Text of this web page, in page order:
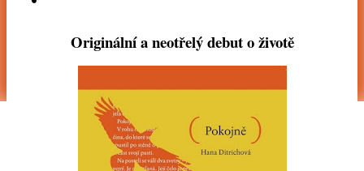
Originální a neotřelý debut o životě